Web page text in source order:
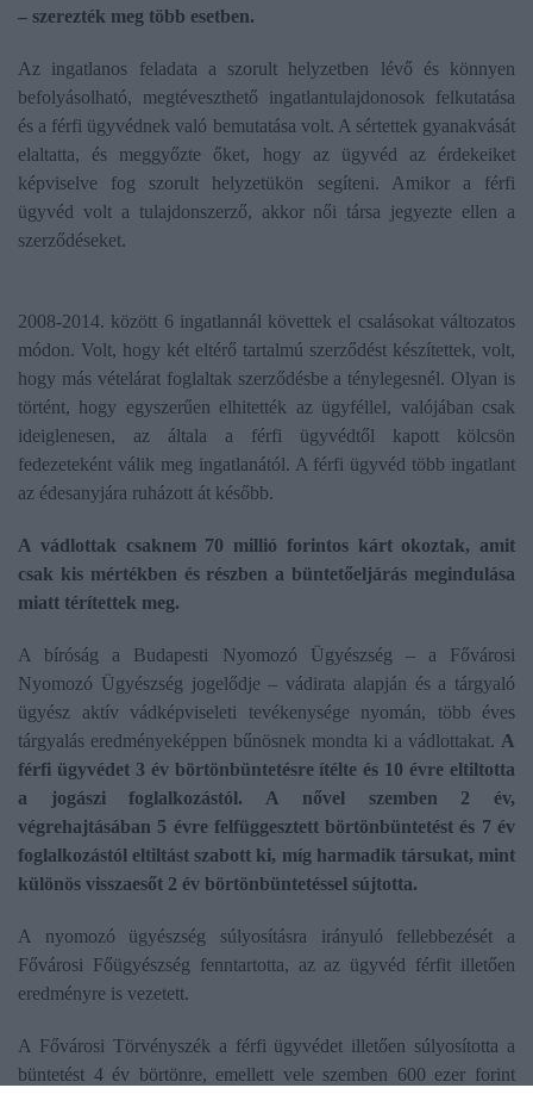
– szerezték meg több esetben.
Az ingatlanos feladata a szorult helyzetben lévő és könnyen
befolyásolható, megtéveszthető ingatlantulajdonosok felkutatása
és a férfi ügyvédnek való bemutatása volt. A sértettek gyanakvását
elaltatta, és meggyőzte őket, hogy az ügyvéd az érdekeiket
képviselve fog szorult helyzetükön segíteni. Amikor a férfi
ügyvéd volt a tulajdonszerző, akkor női társa jegyezte ellen a
szerződéseket.
2008-2014. között 6 ingatlannál követtek el csalásokat változatos
módon. Volt, hogy két eltérő tartalmú szerződést készítettek, volt,
hogy más vételárat foglaltak szerződésbe a ténylegesnél. Olyan is
történt, hogy egyszerűen elhitették az ügyféllel, valójában csak
ideiglenesen, az általa a férfi ügyvédtől kapott kölcsön
fedezeteként válik meg ingatlanától. A férfi ügyvéd több ingatlant
az édesanyjára ruházott át később.
A vádlottak csaknem 70 millió forintos kárt okoztak, amit
csak kis mértékben és részben a büntetőeljárás megindulása
miatt térítettek meg.
A bíróság a Budapesti Nyomozó Ügyészség – a Fővárosi
Nyomozó Ügyészség jogelődje – vádirata alapján és a tárgyaló
ügyész aktív vádképviseleti tevékenysége nyomán, több éves
tárgyalás eredményeképpen bűnösnek mondta ki a vádlottakat. A
férfi ügyvédet 3 év börtönbüntetésre ítélte és 10 évre eltiltotta
a jogászi foglalkozástól. A nővel szemben 2 év,
végrehajtásában 5 évre felfüggesztett börtönbüntetést és 7 év
foglalkozástól eltiltást szabott ki, míg harmadik társukat, mint
különös visszaesőt 2 év börtönbüntetéssel sújtotta.
A nyomozó ügyészség súlyosításra irányuló fellebbezését a
Fővárosi Főügyészség fenntartotta, az az ügyvéd férfit illetően
eredményre is vezetett.
A Fővárosi Törvényszék a férfi ügyvédet illetően súlyosította a
büntetést 4 év börtönre, emellett vele szemben 600 ezer forint